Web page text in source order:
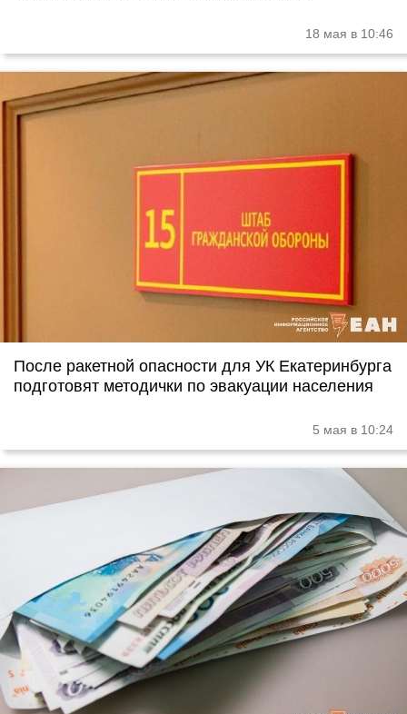
18 мая в 10:46
После ракетной опасности для УК Екатеринбурга
подготовят методички по эвакуации населения
5 мая в 10:24